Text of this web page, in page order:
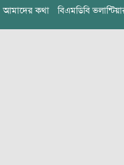
আমাদের কথা বিএমডিবি